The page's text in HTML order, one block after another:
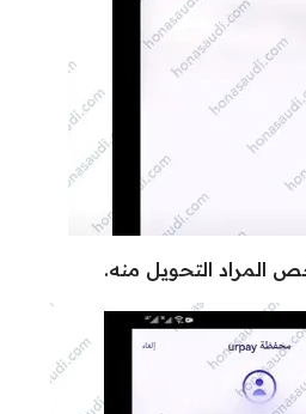
المراد التحويل منه.